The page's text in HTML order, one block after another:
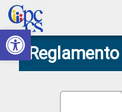
Abrir barra de herramientas
Skip
to
primary
navigation
Skip
to
main
content
Skip
to
primary
sidebar
Skip
to
footer
Consejo
de
Ciudadana
Construyendo
Poder
Ciudadano
Reglamento